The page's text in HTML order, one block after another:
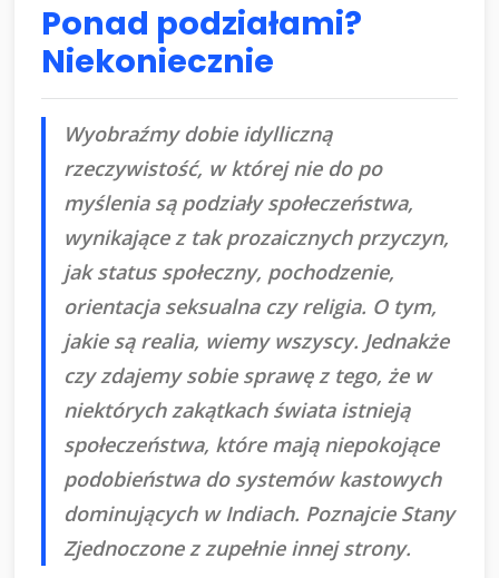
Ponad podziałami?
Niekoniecznie
Wyobraźmy dobie idylliczną
rzeczywistość, w której nie do po
myślenia są podziały społeczeństwa,
wynikające z tak prozaicznych przyczyn,
jak status społeczny, pochodzenie,
orientacja seksualna czy religia. O tym,
jakie są realia, wiemy wszyscy. Jednakże
czy zdajemy sobie sprawę z tego, że w
niektórych zakątkach świata istnieją
społeczeństwa, które mają niepokojące
podobieństwa do systemów kastowych
dominujących w Indiach. Poznajcie Stany
Zjednoczone z zupełnie innej strony.